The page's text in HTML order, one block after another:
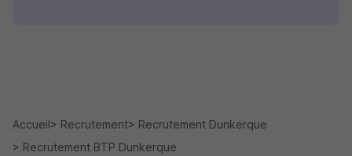
Accueil Recrutement
Recrutement Dunkerque
Recrutement BTP Dunkerque